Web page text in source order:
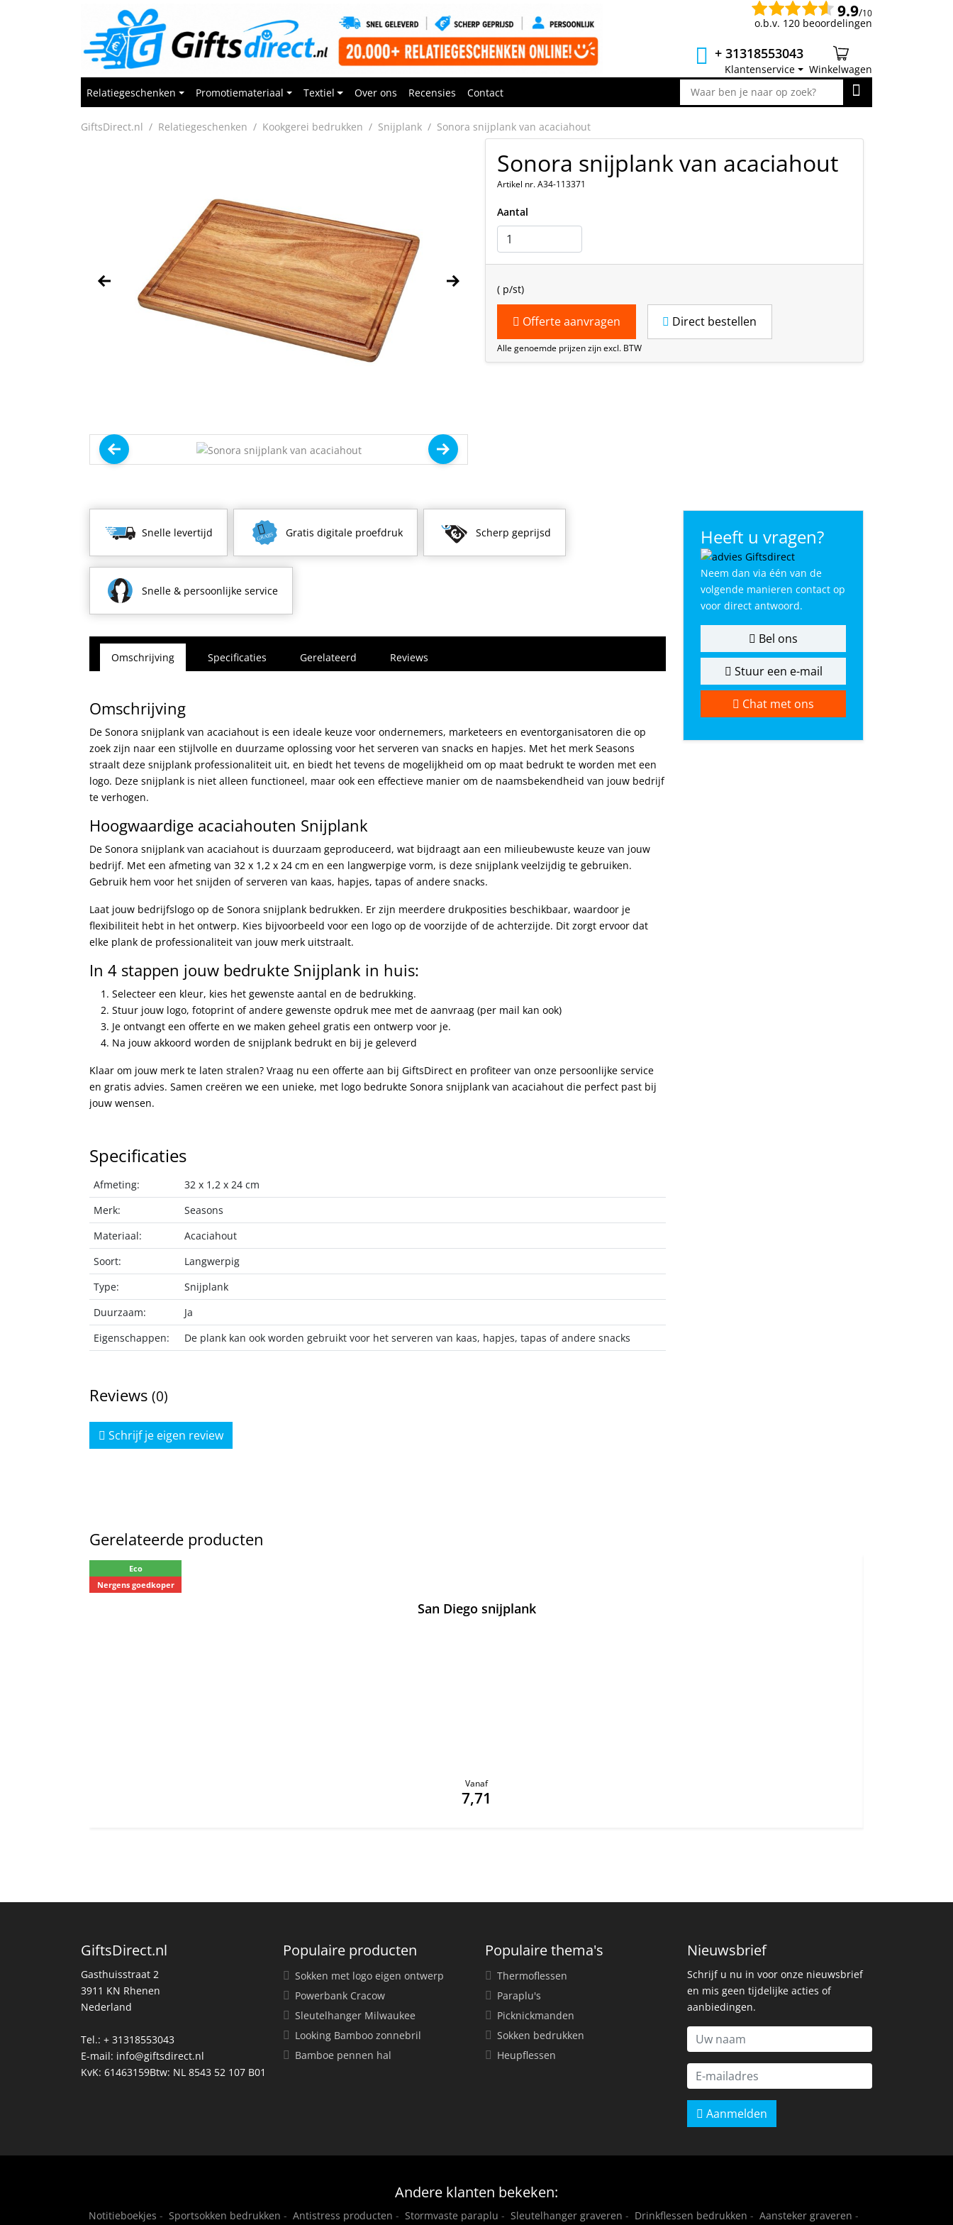
9.9/10
o.b.v. 120 beoordelingen
+ 31318553043
Klantenservice
Winkelwagen
Relatiegeschenken
Promotiemateriaal Textiel Over ons Recensies Contact
GiftsDirect.nl Relatiegeschenken Kookgerei bedrukken Snijplank Sonora snijplank van acaciahout
Sonora snijplank van acaciahout
Artikel nr. A34-113371
Aantal
( p/st)
Offerte aanvragen Direct bestellen
Alle genoemde prijzen zijn excl. BTW
Snelle levertijd Gratis digitale proefdruk Scherp geprijsd
Snelle & persoonlijke service
Omschrijving Specificaties Gerelateerd Reviews
Omschrijving
De Sonora snijplank van acaciahout is een ideale keuze voor ondernemers, marketeers en eventorganisatoren die op
zoek zijn naar een stijlvolle en duurzame oplossing voor het serveren van snacks en hapjes. Met het merk Seasons
straalt deze snijplank professionaliteit uit, en biedt het tevens de mogelijkheid om op maat bedrukt te worden met een
logo. Deze snijplank is niet alleen functioneel, maar ook een effectieve manier om de naamsbekendheid van jouw bedrijf
te verhogen.
Hoogwaardige acaciahouten Snijplank
De Sonora snijplank van acaciahout is duurzaam geproduceerd, wat bijdraagt aan een milieubewuste keuze van jouw
bedrijf. Met een afmeting van 32 x 1,2 x 24 cm en een langwerpige vorm, is deze snijplank veelzijdig te gebruiken.
Gebruik hem voor het snijden of serveren van kaas, hapjes, tapas of andere snacks.
Laat jouw bedrijfslogo op de Sonora snijplank bedrukken. Er zijn meerdere drukposities beschikbaar, waardoor je
flexibiliteit hebt in het ontwerp. Kies bijvoorbeeld voor een logo op de voorzijde of de achterzijde. Dit zorgt ervoor dat
elke plank de professionaliteit van jouw merk uitstraalt.
In 4 stappen jouw bedrukte Snijplank in huis:
Selecteer een kleur, kies het gewenste aantal en de bedrukking.
Stuur jouw logo, fotoprint of andere gewenste opdruk mee met de aanvraag (per mail kan ook)
Je ontvangt een offerte en we maken geheel gratis een ontwerp voor je.
Na jouw akkoord worden de snijplank bedrukt en bij je geleverd
Klaar om jouw merk te laten stralen? Vraag nu een offerte aan bij GiftsDirect en profiteer van onze persoonlijke service
en gratis advies. Samen creëren we een unieke, met logo bedrukte Sonora snijplank van acaciahout die perfect past bij
jouw wensen.
Specificaties
Afmeting:
32 x 1,2 x 24 cm
Merk:
Seasons
Materiaal:
Acaciahout
Soort:
Langwerpig
Type:
Snijplank
Duurzaam:
Ja
Eigenschappen:
De plank kan ook worden gebruikt voor het serveren van kaas, hapjes, tapas of andere snacks
Reviews (0)
Schrijf je eigen review
Heeft u vragen?
Neem dan via één van de
volgende manieren contact op
voor direct antwoord.
Bel ons
Stuur een e-mail
Chat met ons
Gerelateerde producten
Eco
Nergens goedkoper
San Diego snijplank
Vanaf
7,71
GiftsDirect.nl
Gasthuisstraat 2
3911 KN Rhenen
Nederland
Tel.: + 31318553043
E-mail: info@giftsdirect.nl
KvK: 61463159Btw: NL 8543 52 107 B01
Populaire producten
Sokken met logo eigen ontwerp
Powerbank Cracow
Sleutelhanger Milwaukee
Looking Bamboo zonnebril
Bamboe pennen hal
Populaire thema's
Thermoflessen
Paraplu's
Picknickmanden
Sokken bedrukken
Heupflessen
Nieuwsbrief
Schrijf u nu in voor onze nieuwsbrief
en mis geen tijdelijke acties of
aanbiedingen.
Aanmelden
Andere klanten bekeken:
Notitieboekjes - Sportsokken bedrukken - Antistress producten - Stormvaste paraplu - Sleutelhanger graveren - Drinkflessen bedrukken - Aansteker graveren -